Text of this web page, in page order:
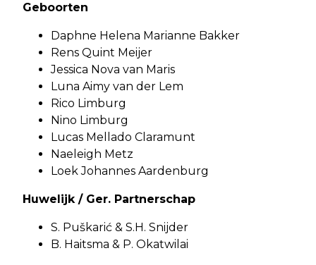
Geboorten
Daphne Helena Marianne Bakker
Rens Quint Meijer
Jessica Nova van Maris
Luna Aimy van der Lem
Rico Limburg
Nino Limburg
Lucas Mellado Claramunt
Naeleigh Metz
Loek Johannes Aardenburg
Huwelijk / Ger. Partnerschap
S. Puškarić & S.H. Snijder
B. Haitsma & P. Okatwilai